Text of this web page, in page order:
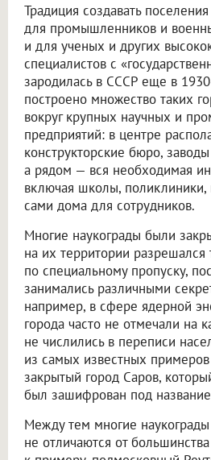
Традиция создавать
для промышленников и
и для ученых и других
специалистов с
зародилась в СССР еще в
построено множество таких
вокруг крупных научных и
предприятий: в центре
конструкторские бюро,
а рядом — вся необходимая
включая школы, поликлиники,
сами дома для сотрудников.
Многие наукограды были
на их территории разрешался
по специальному пропуску,
занимались различными
например, в сфере ядерной
города часто не отмечали на
не числились в переписи
из самых известных
закрытый город Саров,
был зашифрован под
Между тем многие
не отличаются от